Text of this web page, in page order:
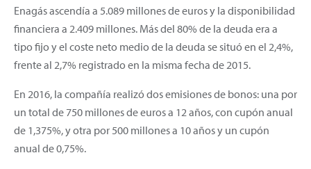
Enagás ascendía a 5.089 millones de euros y la disponibilidad
financiera a 2.409 millones. Más del 80% de la deuda era a
tipo fijo y el coste neto medio de la deuda se situó en el 2,4%,
frente al 2,7% registrado en la misma fecha de 2015.
En 2016, la compañía realizó dos emisiones de bonos: una por
un total de 750 millones de euros a 12 años, con cupón anual
de 1,375%, y otra por 500 millones a 10 años y un cupón
anual de 0,75%.